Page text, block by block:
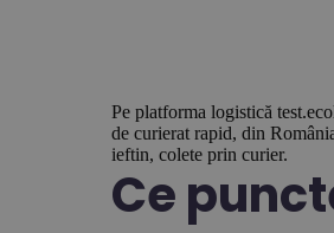
Pe platforma logistică
de curierat rapid, din
ieftin, colete prin curier.
Ce